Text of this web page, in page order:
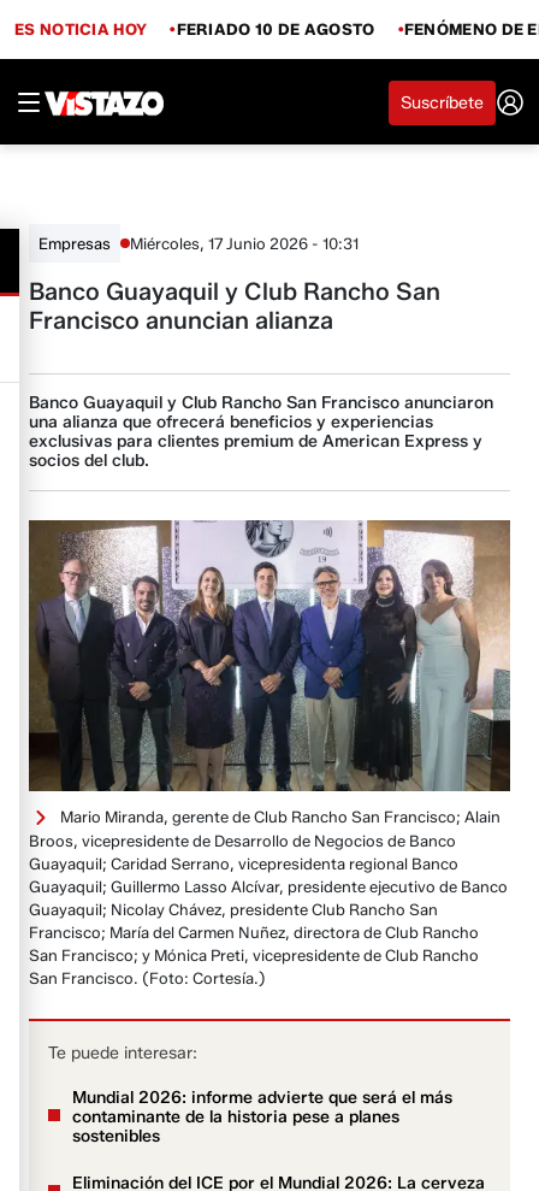
ES NOTICIA HOY FERIADO 10 DE AGOSTO FENÓMENO DE
Suscríbete
Empresas Miércoles, 17 Junio 2026 - 10:31
Banco Guayaquil y Club Rancho San
Francisco anuncian alianza
Banco Guayaquil y Club Rancho San Francisco anunciaron
una alianza que ofrecerá beneficios y experiencias
exclusivas para clientes premium de American Express y
socios del club.
Mario Miranda, gerente de Club Rancho San Francisco; Alain
Broos, vicepresidente de Desarrollo de Negocios de Banco
Guayaquil; Caridad Serrano, vicepresidenta regional Banco
Guayaquil; Guillermo Lasso Alcívar, presidente ejecutivo de Banco
Guayaquil; Nicolay Chávez, presidente Club Rancho San
Francisco; María del Carmen Nuñez, directora de Club Rancho
San Francisco; y Mónica Preti, vicepresidente de Club Rancho
San Francisco. (Foto: Cortesía.)
Te puede interesar:
Mundial 2026: informe advierte que será el más
contaminante de la historia pese a planes
sostenibles
Eliminación del ICE por el Mundial 2026: La cerveza